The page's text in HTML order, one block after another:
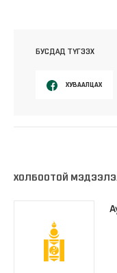
БУСДАД ТҮГЭЭХ
ХУВААЛЦАХ
ХОЛБООТОЙ